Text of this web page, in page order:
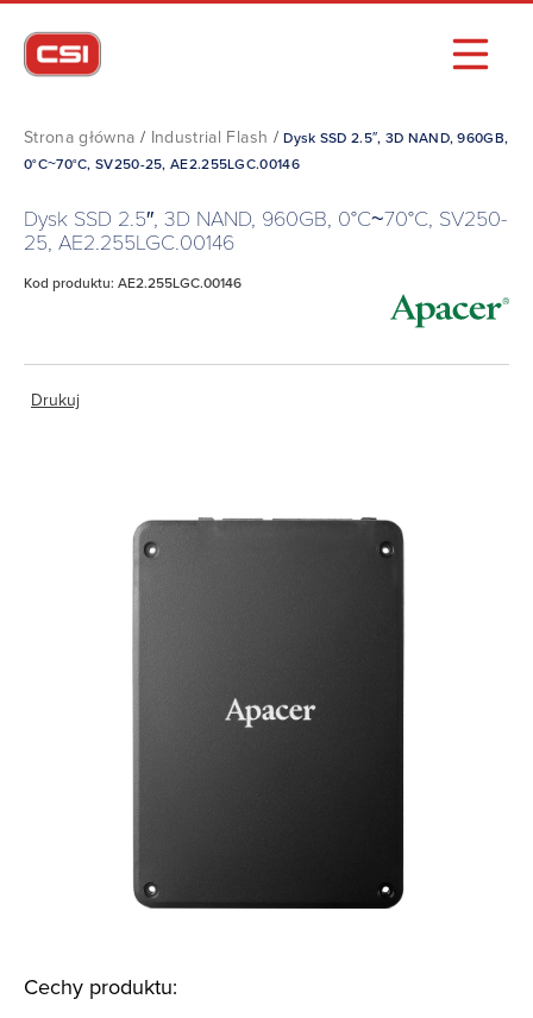
Strona główna / Industrial Flash /Dysk SSD 2.5″, 3D NAND, 960GB,
0°C~70°C, SV250-25, AE2.255LGC.00146
Dysk SSD 2.5″, 3D NAND, 960GB, 0°C~70°C, SV250-
25, AE2.255LGC.00146
Kod produktu: AE2.255LGC.00146
Drukuj
Cechy produktu: